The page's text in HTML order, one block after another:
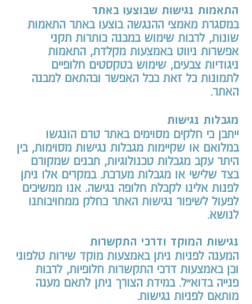
התאמות נגישות שבוצעו באתר
במסגרת מאמצי ההנגשה בוצעו באתר התאמות
שונות, לרבות שימוש במבנה כותרות תקני
אפשרות ניווט באמצעות מקלדת, התאמות
ניגודיות צבעים, שימוש בטקסטים חלופיים
לתמונות כל זאת ככל האפשר ובהתאם למבנה
האתר.
מגבלות נגישות
ייתכן כי חלקים מסוימים באתר טרם הונגשו
במלואם או שקיימות מגבלות נגישות מסוימות, בין
היתר עקב מגבלות טכנולוגיות, תכנים שמקורם
בצד שלישי או מגבלות מערכת. במקרים אלו ניתן
לפנות אלינו לקבלת חלופה נגישה. אנו ממשיכים
לפעול לשיפור נגישות האתר כחלק ממחויבותנו
לנושא.
נגישות המוקד ודרכי התקשרות
המענה לפניות ניתן באמצעות מוקד שירות טלפוני
וכן באמצעות דרכי התקשרות חלופיות, לרבות
פנייה בדוא״ל. במידת הצורך ניתן לתאם מענה
מותאם לפניות נגישות.